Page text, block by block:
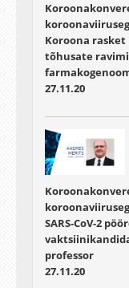
Koroona
tõhusate
27.11.20
SARS-CoV-2
professor
27.11.20